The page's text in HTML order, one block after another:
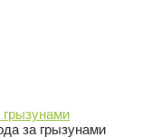
за грызунами